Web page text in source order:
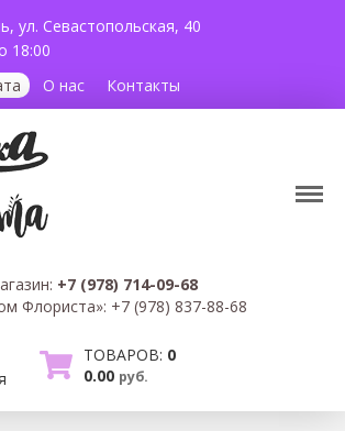
ул. Севастопольская, 40
18:00
О нас Контакты
+7 (978) 714-09-68
Флориста»: +7 (978) 837-88-68
ТОВАРОВ: 0
0.00 руб.